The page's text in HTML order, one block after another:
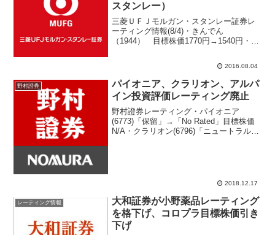
スタンレー）
三菱ＵＦＪモルガン・スタンレー証券レ
ーティング情報(8/4)・きんでん
（1944） 目標株価1770円→1540円・帝
3300円→3360円三菱ＵＦＪモルガン...
2016.08.04
野村證券
パイオニア、クラリオン、アルパ
イン投資評価レーティング廃止
野村證券レーティング・パイオニア
(6773)「保留」→「No Rated」目標株価
N/A・クラリオン(6796)「ニュートラル」
2018.12.17
レーティング情報
大和証券が小野薬品レーティング
を格下げ、コロプラ目標株価引き
下げ